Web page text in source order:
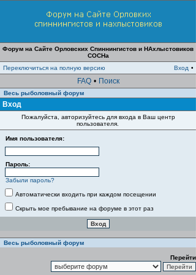
Форум на Сайте Орловских Спиннингистов и НАхлыстовиков
СОСНа
Переключиться на полную версию
Вход •
FAQ • Поиск
Весь рыболовный форум
Вход
Пожалуйста, авторизуйтесь для входа в Ваш центр
пользователя.
Имя пользователя:
Пароль:
Забыли пароль?
Автоматически входить при каждом посещении
Скрыть мое пребывание на форуме в этот раз
Весь рыболовный форум
Перейти